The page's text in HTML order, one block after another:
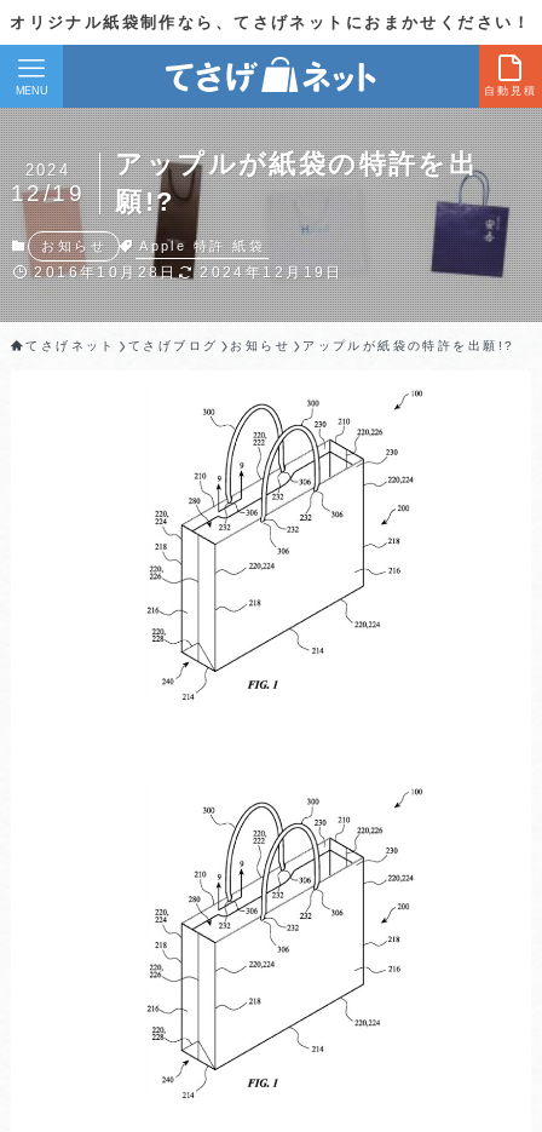
オリジナル紙袋制作なら、てさげネットにおまかせください！
自動見積
MENU
アップルが紙袋の特許を出
願!?
2024
12/19
お知らせ Apple 特許 紙袋
2016年10月28日 2024年12月19日
てさげネット てさげブログ お知らせ アップルが紙袋の特許を出願!?